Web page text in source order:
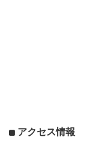
アクセス情報